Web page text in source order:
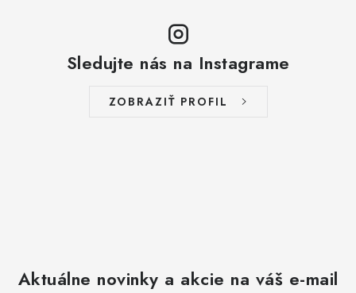
Sledujte nás na Instagrame
ZOBRAZIŤ PROFIL
Aktuálne novinky a akcie na váš e-mail